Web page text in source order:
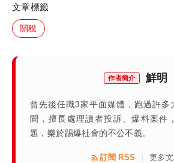
文章標籤
關稅
作者簡介 鮮明
曾先後任職3家平面媒體，跑過許多
聞，擅長處理讀者投訴、爆料案件
題，樂於踢爆社會的不公不義。
訂閱 RSS | 更多